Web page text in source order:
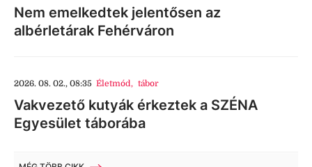
Nem emelkedtek jelentősen az
albérletárak Fehérváron
2026. 08. 02., 08:35 Életmód, tábor
Vakvezető kutyák érkeztek a SZÉNA
Egyesület táborába